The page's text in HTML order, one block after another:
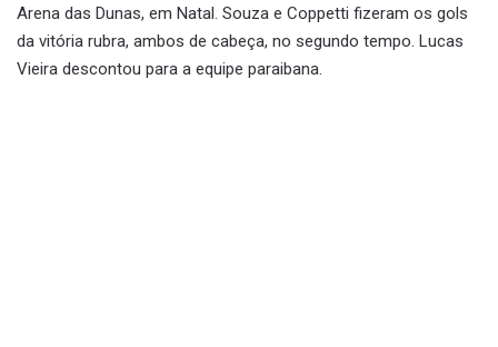
Arena das Dunas, em Natal. Souza e Coppetti fizeram os gols
da vitória rubra, ambos de cabeça, no segundo tempo. Lucas
Vieira descontou para a equipe paraibana.